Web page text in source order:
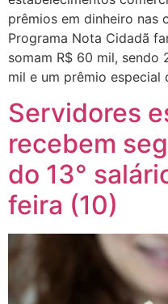
prêmios em dinheiro nas
Programa Nota Cidadã
somam R$ 60 mil, sendo
mil e um prêmio especial
Servidores
recebem
do 13°
feira (10)